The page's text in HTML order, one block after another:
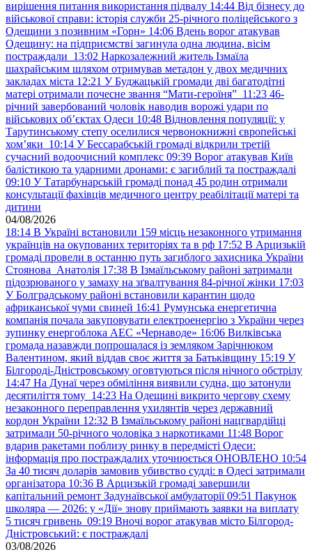
вирішення питання використання підвалу 14:44 Від бізнесу до
військової справи: історія служби 25-річного поліцейського з
Одещини з позивним «Горн» 14:06 Вдень ворог атакував
Одещину: на підприємстві загинула одна людина, вісім
постраждали 13:02 Наркозалежний житель Ізмаїла
шахрайським шляхом отримував метадон у двох медичних
закладах міста 12:21 У Буджацькій громади дві багатодітні
матері отримали почесне звання “Мати-героїня” 11:23 46-
річний завербований чоловік наводив ворожі удари по
військових обʼєктах Одеси 10:48 Відновлення популяції: у
Тарутинському степу оселилися червонокнижні європейські
хом’яки 10:14 У Бессарабській громаді відкрили третій
сучасний водоочисний комплекс 09:39 Ворог атакував Київ
балістикою та ударними дронами: є загиблий та постраждалі
09:10 У Татарбунарській громаді понад 45 родин отримали
консультації фахівців медичного центру реабілітації матері та
дитини
04/08/2026
18:14 В Україні встановили 159 місць незаконного утримання
українців на окупованих територіях та в рф 17:52 В Арцизькій
громаді провели в останню путь загиблого захисника України
Стоянова Анатолія 17:38 В Ізмаїльському районі затримали
підозрюваного у замаху на зґвалтування 84-річної жінки 17:03
У Болградському районі встановили карантин щодо
африканської чуми свиней 16:41 Румунська енергетична
компанія почала закуповувати електроенергію з України через
зупинку енергоблока АЕС «Чернаводе» 16:06 Вилківська
громада назавжди попрощалася із земляком Зарічнюком
Валентином, який віддав своє життя за Батьківщину 15:19 У
Білгороді-Дністровському оговтуються після нічного обстрілу
14:47 На Дунаї через обміління виявили судна, що затонули
десятиліття тому 14:23 На Одещині викрито чергову схему
незаконного переправлення ухилянтів через державний
кордон України 12:32 В Ізмаїльському районі нацгвардійці
затримали 50-річного чоловіка з наркотиками 11:48 Ворог
вдарив ракетами поблизу ринку в передмісті Одеси:
інформація про постраждалих уточнюється ОНОВЛЕНО 10:54
За 40 тисяч доларів замовив убивство судді: в Одесі затримали
організатора 10:36 В Арцизькій громаді завершили
капітальний ремонт Задунаївської амбулаторії 09:51 Пакунок
школяра — 2026: у «Дії» знову приймають заявки на виплату
5 тисяч гривень 09:19 Вночі ворог атакував місто Білгород-
Дністровський: є постраждалі
03/08/2026